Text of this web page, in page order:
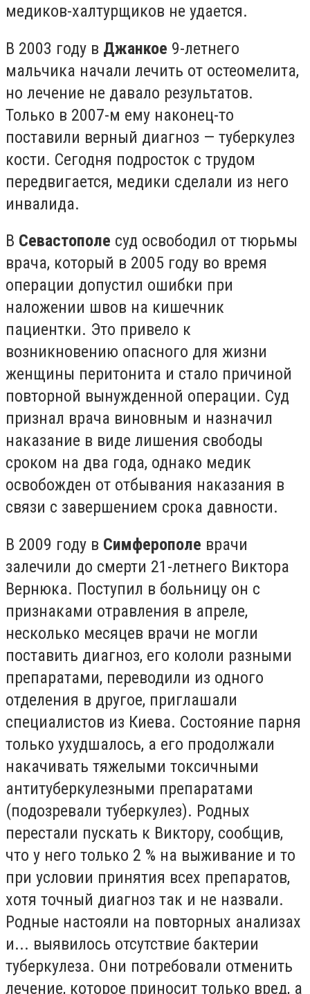
медиков-халтурщиков не удается.
В 2003 году в Джанкое 9-летнего
мальчика начали лечить от остеомелита,
но лечение не давало результатов.
Только в 2007-м ему наконец-то
поставили верный диагноз — туберкулез
кости. Сегодня подросток с трудом
передвигается, медики сделали из него
инвалида.
В Севастополе суд освободил от тюрьмы
врача, который в 2005 году во время
операции допустил ошибки при
наложении швов на кишечник
пациентки. Это привело к
возникновению опасного для жизни
женщины перитонита и стало причиной
повторной вынужденной операции. Суд
признал врача виновным и назначил
наказание в виде лишения свободы
сроком на два года, однако медик
освобожден от отбывания наказания в
связи с завершением срока давности.
В 2009 году в Симферополе врачи
залечили до смерти 21-летнего Виктора
Вернюка. Поступил в больницу он с
признаками отравления в апреле,
несколько месяцев врачи не могли
поставить диагноз, его кололи разными
препаратами, переводили из одного
отделения в другое, приглашали
специалистов из Киева. Состояние парня
только ухудшалось, а его продолжали
накачивать тяжелыми токсичными
антитуберкулезными препаратами
(подозревали туберкулез). Родных
перестали пускать к Виктору, сообщив,
что у него только 2 % на выживание и то
при условии принятия всех препаратов,
хотя точный диагноз так и не назвали.
Родные настояли на повторных анализах
и... выявилось отсутствие бактерии
туберкулеза. Они потребовали отменить
лечение, которое приносит только вред, а